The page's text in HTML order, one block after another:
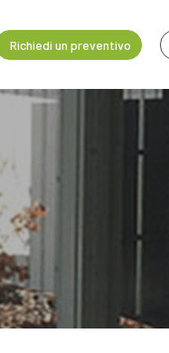
Richiedi un preventivo